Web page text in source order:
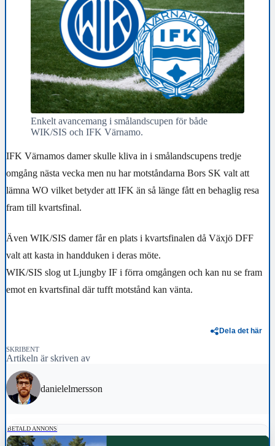
Enkelt avancemang i smålandscupen för både
WIK/SIS och IFK Värnamo.
IFK Värnamos damer skulle kliva in i smålandscupens tredje
omgång nästa vecka men nu har motståndarna Bors SK valt att
lämna WO vilket betyder att IFK än så länge fått en behaglig resa
fram till kvartsfinal.
Även WIK/SIS damer får en plats i kvartsfinalen då Växjö DFF
valt att kasta in handduken i deras möte.
WIK/SIS slog ut Ljungby IF i förra omgången och kan nu se fram
emot en kvartsfinal där tufft motstånd kan vänta.
Dela det här
SKRIBENT
Artikeln är skriven av
danielelmersson
BETALD ANNONS